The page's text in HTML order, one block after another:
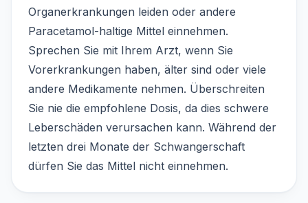
Organerkrankungen leiden oder andere
Paracetamol-haltige Mittel einnehmen.
Sprechen Sie mit Ihrem Arzt, wenn Sie
Vorerkrankungen haben, älter sind oder viele
andere Medikamente nehmen. Überschreiten
Sie nie die empfohlene Dosis, da dies schwere
Leberschäden verursachen kann. Während der
letzten drei Monate der Schwangerschaft
dürfen Sie das Mittel nicht einnehmen.